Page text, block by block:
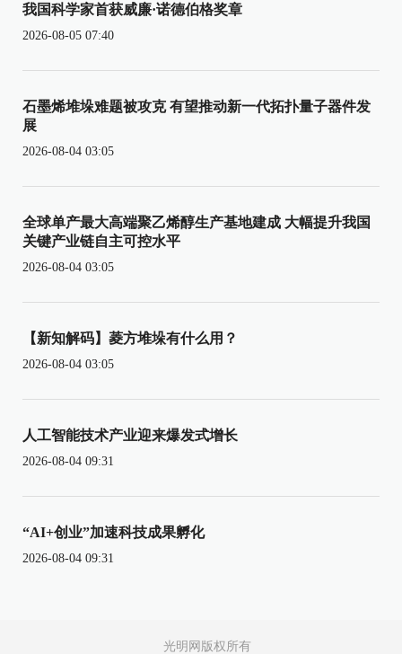
我国科学家首获威廉·诺德伯格奖章
2026-08-05 07:40
石墨烯堆垛难题被攻克 有望推动新一代拓扑量子器件发
展
2026-08-04 03:05
全球单产最大高端聚乙烯醇生产基地建成 大幅提升我国
关键产业链自主可控水平
2026-08-04 03:05
【新知解码】菱方堆垛有什么用？
2026-08-04 03:05
人工智能技术产业迎来爆发式增长
2026-08-04 09:31
“AI+创业”加速科技成果孵化
2026-08-04 09:31
光明网版权所有